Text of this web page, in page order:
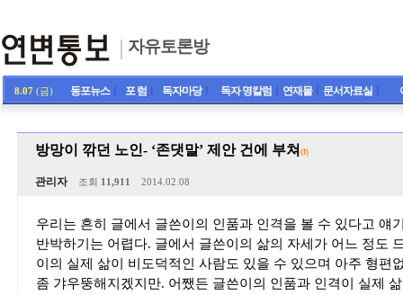
자유토론방
8.07 (금) 동포뉴스ㅣ 포 럼 독자마당ㅣ 독자 명칼럼 연재물ㅣ 문서자료실
방망이 깎던 노인- ‘존댓말’ 제안 건에 부쳐 (1)
관리자 조회 11,911 2014.02.08
우리는 흔히 글에서 글쓴이의 인품과 인격을 볼 수 있다고 얘
반박하기는 어렵다. 글에서 글쓴이의 삶의 자세가 어느 정도
이의 실제 삶이 비도덕적인 사람도 있을 수 있으며 아주 형편
좀 갸우뚱해지겠지만. 어쨌든 글쓴이의 인품과 인격이 실제